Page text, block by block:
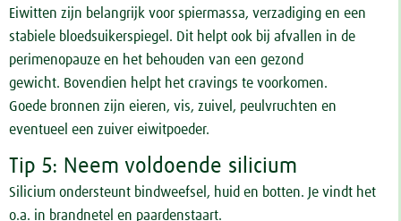
Eiwitten zijn belangrijk voor spiermassa, verzadiging en een
stabiele bloedsuikerspiegel. Dit helpt ook bij afvallen in de
perimenopauze en het behouden van een gezond
gewicht. Bovendien helpt het cravings te voorkomen.
Goede bronnen zijn eieren, vis, zuivel, peulvruchten en
eventueel een zuiver eiwitpoeder.
Tip 5: Neem voldoende silicium
Silicium ondersteunt bindweefsel, huid en botten. Je vindt het
o.a. in brandnetel en paardenstaart.